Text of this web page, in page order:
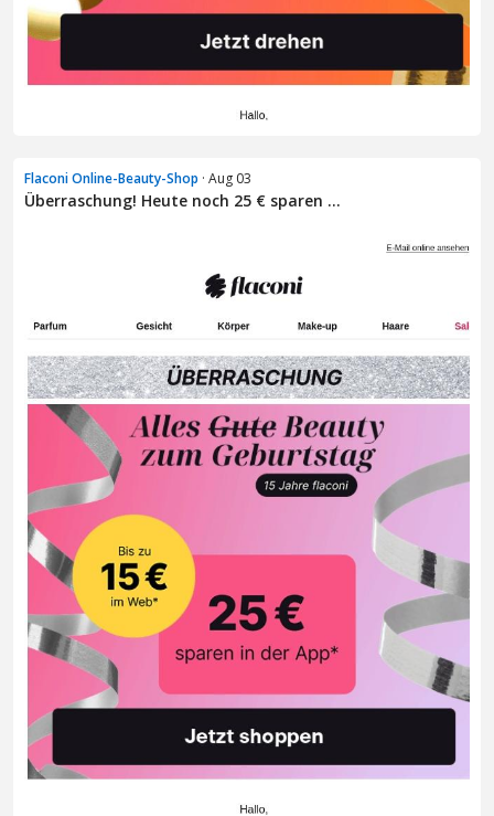
Flaconi Online-Beauty-Shop · Aug 03
Überraschung! Heute noch 25 € sparen ...